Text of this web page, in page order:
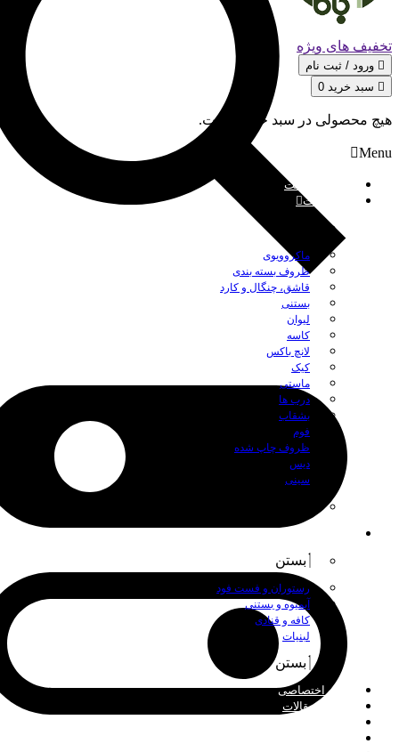
تخفیف های ویژه
سبد خرید 0
هیچ محصولی در سبد خرید نیست.
Menu
صفحه نخست
محصولات
ماکروویوی
ظروف بسته بندی
قاشق، چنگال و کارد
بستنی
لیوان
کاسه
لانچ باکس
کیک
ماستی
درب ها
بشقاب
فوم
ظروف چاپ شده
دیس
سینی
بستن
رستوران و فست فود
آبمیوه و بستنی
کافه و قنادی
لبنیات
بستن
چاپ اختصاصی
اخبار و مقالات